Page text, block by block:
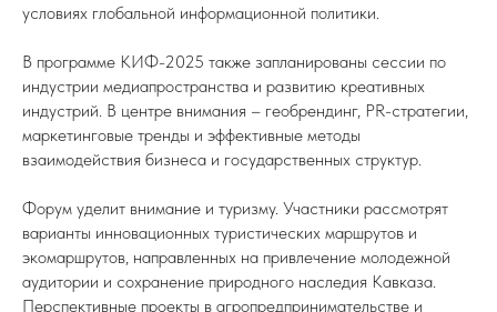
условиях глобальной информационной политики.
В программе КИФ-2025 также запланированы сессии по
индустрии медиапространства и развитию креативных
индустрий. В центре внимания – геобрендинг, PR-стратегии,
маркетинговые тренды и эффективные методы
взаимодействия бизнеса и государственных структур.
Форум уделит внимание и туризму. Участники рассмотрят
варианты инновационных туристических маршрутов и
экомаршрутов, направленных на привлечение молодежной
аудитории и сохранение природного наследия Кавказа.
Перспективные проекты в агропредпринимательстве и